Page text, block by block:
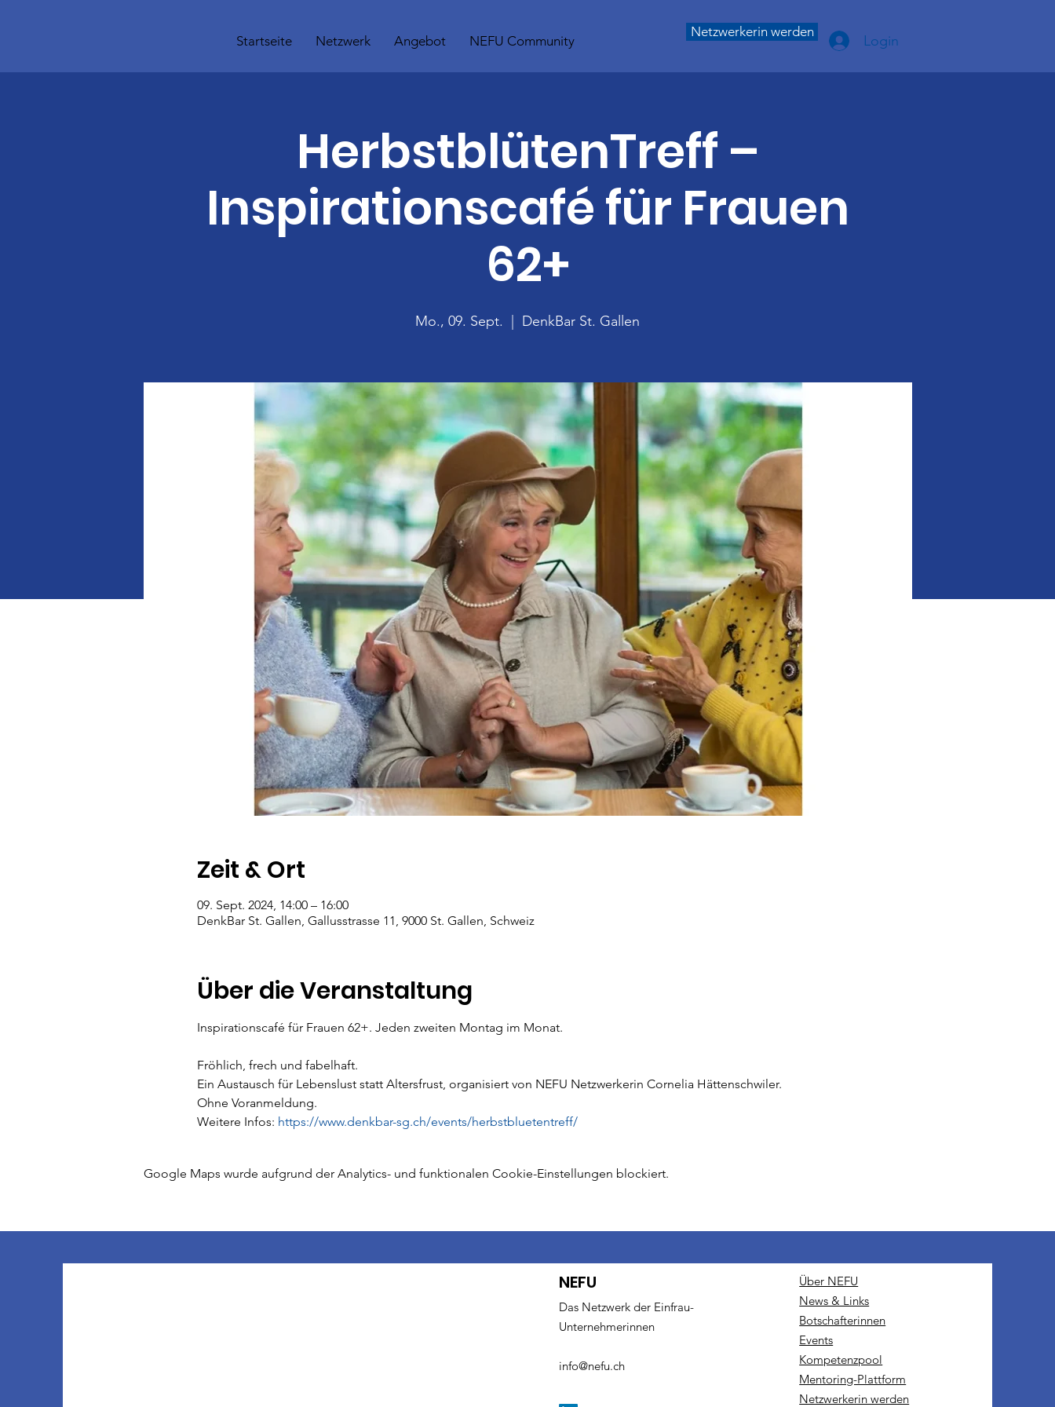
Startseite Netzwerk Angebot NEFU Community
Netzwerkerin werden
Login
HerbstblütenTreff –
Inspirationscafé für Frauen
62+
Mo., 09. Sept. DenkBar St. Gallen
Zeit & Ort
09. Sept. 2024, 14:00 – 16:00
DenkBar St. Gallen, Gallusstrasse 11, 9000 St. Gallen, Schweiz
Über die Veranstaltung
Inspirationscafé für Frauen 62+. Jeden zweiten Montag im Monat.
Fröhlich, frech und fabelhaft.
Ein Austausch für Lebenslust statt Altersfrust, organisiert von NEFU Netzwerkerin Cornelia Hättenschwiler.
Ohne Voranmeldung.
Weitere Infos: https://www.denkbar-sg.ch/events/herbstbluetentreff/
Google Maps wurde aufgrund der Analytics- und funktionalen Cookie-Einstellungen blockiert.
NEFU
Das Netzwerk der Einfrau-
Unternehmerinnen
info@nefu.ch
Über NEFU
News & Links
Botschafterinnen
Events
Kompetenzpool
Mentoring-Plattform
Netzwerkerin werden